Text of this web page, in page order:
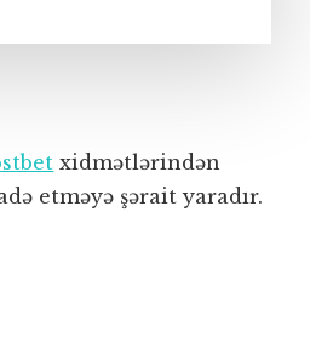
xidmətlərindən
etməyə şərait yaradır.